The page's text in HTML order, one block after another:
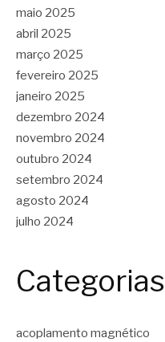
maio 2025
abril 2025
março 2025
fevereiro 2025
janeiro 2025
dezembro 2024
novembro 2024
outubro 2024
setembro 2024
agosto 2024
julho 2024
Categorias
acoplamento magnético